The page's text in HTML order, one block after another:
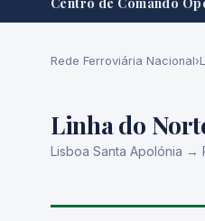
Rede Ferroviária Nacional›
Linha do
Lisboa Santa Apolónia →